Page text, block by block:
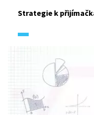
Strategie k